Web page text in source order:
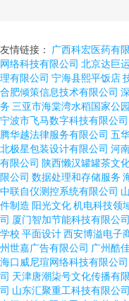
友情链接： 广西科宏医药有
网络科技有限公司 北京达巨
理有限公司 宁海县熙平饭店
合肥倾策信息技术有限公司
务 三亚市海棠湾水稻国家公
宁波市飞马数字科技有限公司
腾华越法律服务有限公司 五
北极星包装设计有限公司 河
有限公司 陕西懒汉罐罐茶文
限公司 数据处理和存储服务
中联自仪测控系统有限公司
件制造 阳光文化机电科技领
司 厦门智加节能科技有限公司
学校 平面设计西安博溢电子
州世嘉广告有限公司 广州酷
海口威尼瑄网络科技有限公司
司 天津唐潮柒号文化传播有
司 山东汇聚重工科技有限公司